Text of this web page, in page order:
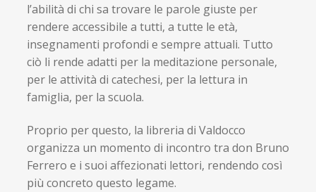
l’abilità di chi sa trovare le parole giuste per
rendere accessibile a tutti, a tutte le età,
insegnamenti profondi e sempre attuali. Tutto
ciò li rende adatti per la meditazione personale,
per le attività di catechesi, per la lettura in
famiglia, per la scuola.
Proprio per questo, la libreria di Valdocco
organizza un momento di incontro tra don Bruno
Ferrero e i suoi affezionati lettori, rendendo così
più concreto questo legame.